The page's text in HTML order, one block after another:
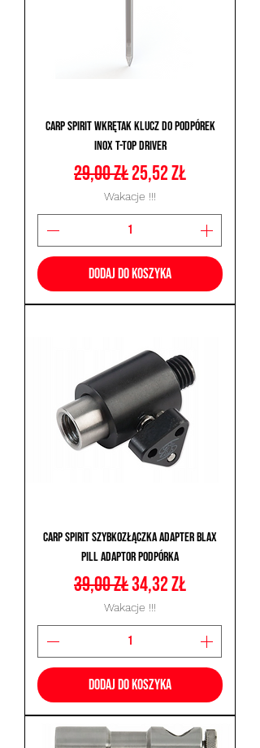
Carp Spirit Wkrętak Klucz do Podpórek
INOX T-TOP DRIVER
Regularna cena
29,00 złCena rabatowa
25,52 zł
Wakacje !!!
Dodaj do koszyka
Carp Spirit Szybkozłączka Adapter Blax
Pill Adaptor Podpórka
Regularna cena
39,00 złCena rabatowa
34,32 zł
Wakacje !!!
Dodaj do koszyka